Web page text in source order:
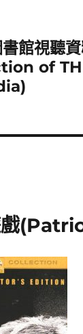
館視聽
of
戲